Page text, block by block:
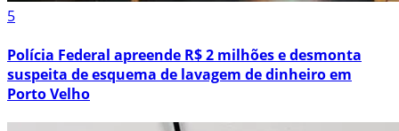
5
Polícia Federal apreende R$ 2 milhões e desmonta
suspeita de esquema de lavagem de dinheiro em
Porto Velho